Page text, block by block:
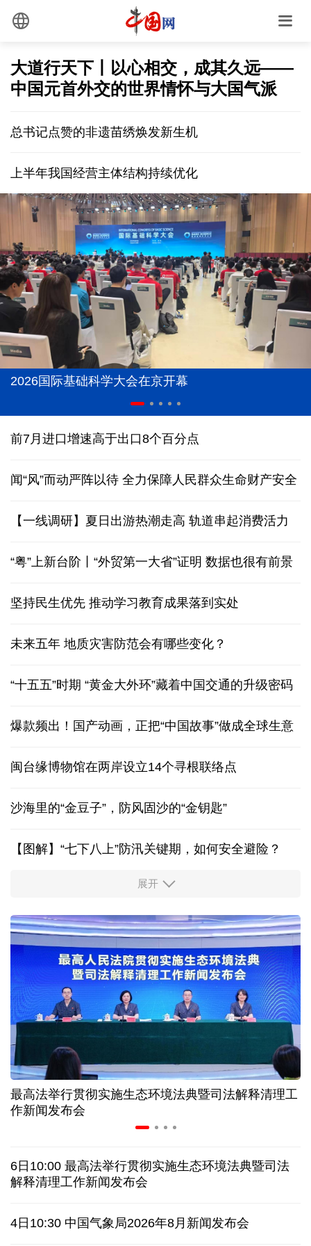
大道行天下丨以心相交，成其久远——
中国元首外交的世界情怀与大国气派
总书记点赞的非遗苗绣焕发新生机
上半年我国经营主体结构持续优化
2026国际基础科学大会在京开幕
前7月进口增速高于出口8个百分点
闻“风”而动严阵以待 全力保障人民群众生命财产安全
【一线调研】夏日出游热潮走高 轨道串起消费活力
“粤”上新台阶丨“外贸第一大省”证明 数据也很有前景
坚持民生优先 推动学习教育成果落到实处
未来五年 地质灾害防范会有哪些变化？
“十五五”时期 “黄金大外环”藏着中国交通的升级密码
爆款频出！国产动画，正把“中国故事”做成全球生意
闽台缘博物馆在两岸设立14个寻根联络点
沙海里的“金豆子”，防风固沙的“金钥匙”
【图解】“七下八上”防汛关键期，如何安全避险？
活力中国调研行丨安徽的定力与活力
历经十余年，西藏南木林：昔日荒河滩 今时富绿洲
情满天山 援疆印记丨安徽支教生赢得桃李秀昆仑
从助力重建家园到治理乡村西藏扎西岗乡的乡贤力量
上半年医药工业创新加速突破 研发实力不断提升
夏日经济乘“热”而上 消费市场向“新”而行
南京大屠杀历史不容篡改 日本打“核爆”牌洗不掉血债
深山里的全球冠军：海外“Z世代”在黔读懂中国机遇
展开
最高法举行贯彻实施生态环境法典暨司法解释清理工
作新闻发布会
6日10:00 最高法举行贯彻实施生态环境法典暨司法
解释清理工作新闻发布会
4日10:30 中国气象局2026年8月新闻发布会